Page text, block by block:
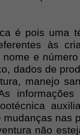
é pois uma
às
e
dados de
manejo
informações
nas
não